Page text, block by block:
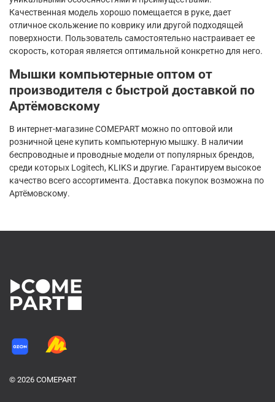
Качественная модель хорошо помещается в руке, дает
отличное скольжение по коврику или другой подходящей
поверхности. Пользователь самостоятельно настраивает ее
скорость, которая является оптимальной конкретно для него.
Мышки компьютерные оптом от
производителя с быстрой доставкой по
Артёмовскому
В интернет-магазине COMEPART можно по оптовой или
розничной цене купить компьютерную мышку. В наличии
беспроводные и проводные модели от популярных брендов,
среди которых Logitech, KLIKS и другие. Гарантируем высокое
качество всего ассортимента. Доставка покупок возможна по
Артёмовскому.
© 2026 COMEPART